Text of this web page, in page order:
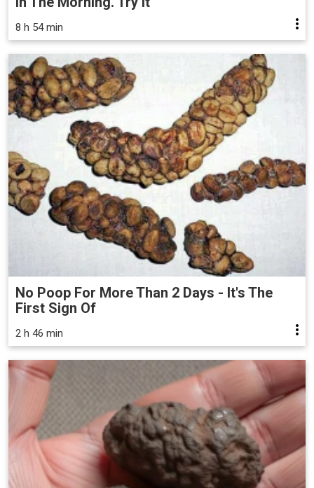
8 h 54 min
No Poop For More Than 2 Days - It's The
First Sign Of
2 h 46 min